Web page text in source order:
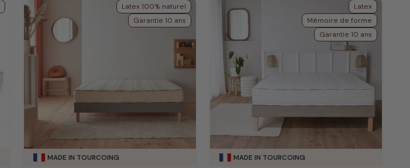
MADE IN TOURCOING
Latex 100% naturel
Garantie 10 ans
MADE IN TOURCOING
Latex
Mémoire de forme
Garantie 10 ans